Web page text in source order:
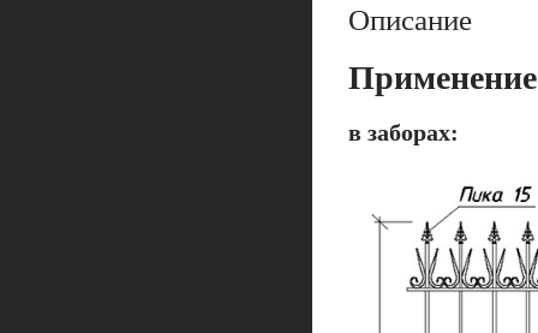
Описание
Применение
в заборах: